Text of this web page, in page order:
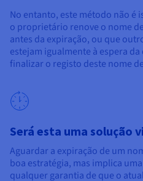
No entanto, este método não é
o proprietário renove o nome
antes da expiração, ou que
estejam igualmente à espera
finalizar o registo deste nome
Será esta uma solução
Aguardar a expiração de um
boa estratégia, mas implica
qualquer garantia de que o